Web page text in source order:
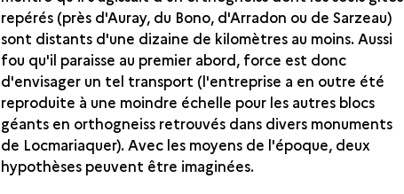
repérés (près d'Auray, du Bono, d'Arradon ou de Sarzeau)
sont distants d'une dizaine de kilomètres au moins. Aussi
fou qu'il paraisse au premier abord, force est donc
d'envisager un tel transport (l'entreprise a en outre été
reproduite à une moindre échelle pour les autres blocs
géants en orthogneiss retrouvés dans divers monuments
de Locmariaquer). Avec les moyens de l'époque, deux
hypothèses peuvent être imaginées.